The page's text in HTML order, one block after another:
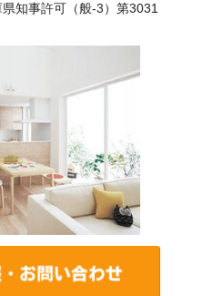
知事許可（般-3）第3031